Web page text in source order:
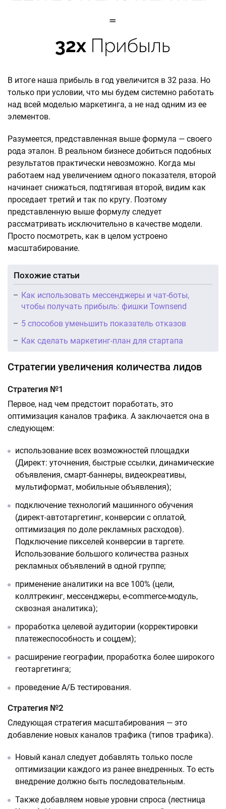
В итоге наша прибыль в год увеличится в 32 раза. Но
только при условии, что мы будем системно работать
над всей моделью маркетинга, а не над одним из ее
элементов.
Разумеется, представленная выше формула — своего
рода эталон. В реальном бизнесе добиться подобных
результатов практически невозможно. Когда мы
работаем над увеличением одного показателя, второй
начинает снижаться, подтягивая второй, видим как
проседает третий и так по кругу. Поэтому
представленную выше формулу следует
рассматривать исключительно в качестве модели.
Просто посмотреть, как в целом устроено
масштабирование.
Похожие статьи
Как использовать мессенджеры и чат-боты,
чтобы получать прибыль: фишки Townsend
5 способов уменьшить показатель отказов
Как сделать маркетинг-план для стартапа
Стратегии увеличения количества лидов
Стратегия №1
Первое, над чем предстоит поработать, это
оптимизация каналов трафика. А заключается она в
следующем:
использование всех возможностей площадки
(Директ: уточнения, быстрые ссылки, динамические
объявления, смарт-баннеры, видеокреативы,
мультиформат, мобильные объявления);
подключение технологий машинного обучения
(директ-автотаргетинг, конверсии с оплатой,
оптимизация по доле рекламных расходов).
Подключение пикселей конверсии в таргете.
Использование большого количества разных
рекламных объявлений в одной группе;
применение аналитики на все 100% (цели,
коллтрекинг, мессенджеры, e-commerce-модуль,
сквозная аналитика);
проработка целевой аудитории (корректировки
платежеспособность и соцдем);
расширение географии, проработка более широкого
геотаргетинга;
проведение А/Б тестирования.
Стратегия №2
Следующая стратегия масштабирования — это
добавление новых каналов трафика (типов трафика).
Новый канал следует добавлять только после
оптимизации каждого из ранее внедренных. То есть
внедрение должно быть последовательным.
Также добавляем новые уровни спроса (лестница